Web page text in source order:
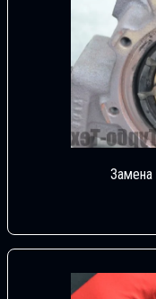
Замена